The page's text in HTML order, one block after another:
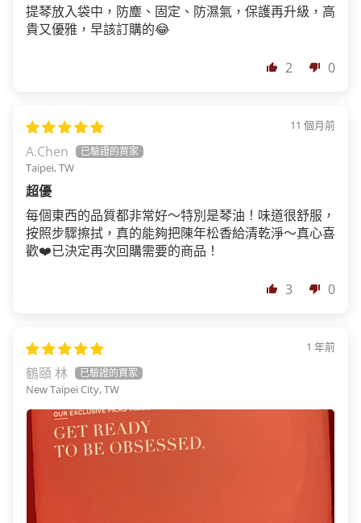
提琴放入袋中，防塵、固定、防濕氣，保護再升級，高
貴又優雅，早該訂購的😂
2 0
11 個月前
A.Chen
Taipei, TW
超優
每個東西的品質都非常好～特別是琴油！味道很舒服，
按照步驟擦拭，真的能夠把陳年松香給清乾淨～真心喜
歡❤️已決定再次回購需要的商品！
3 0
1 年前
鶴頤 林
New Taipei City, TW